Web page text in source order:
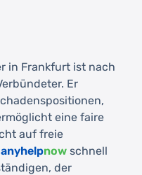
in Frankfurt ist nach
Er
eine faire
auf freie
anyhelpnow schnell
der